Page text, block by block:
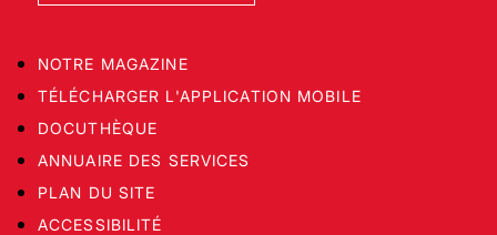
NOTRE MAGAZINE
TÉLÉCHARGER L'APPLICATION MOBILE
DOCUTHÈQUE
ANNUAIRE DES SERVICES
PLAN DU SITE
ACCESSIBILITÉ